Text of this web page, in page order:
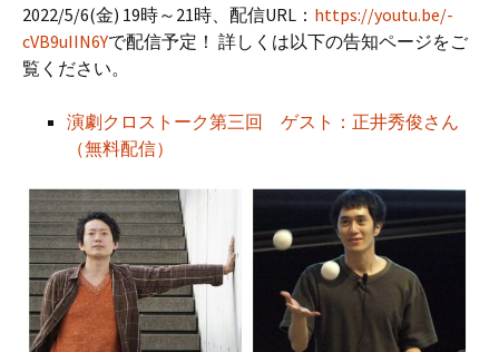
2022/5/6(金) 19時～21時、配信URL： https://youtu.be/-
cVB9uIIN6Yで配信予定！ 詳しくは以下の告知ページをご
覧ください。
演劇クロストーク第三回 ゲスト：正井秀俊さん
（無料配信）